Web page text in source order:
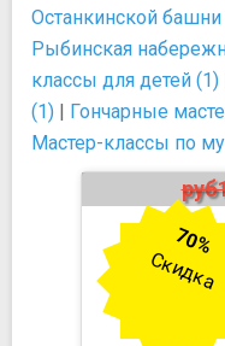
Останкинской башни
Рыбинская
классы для детей (1)
(1) | Гончарные
Мастер-классы по
70%
Скидка